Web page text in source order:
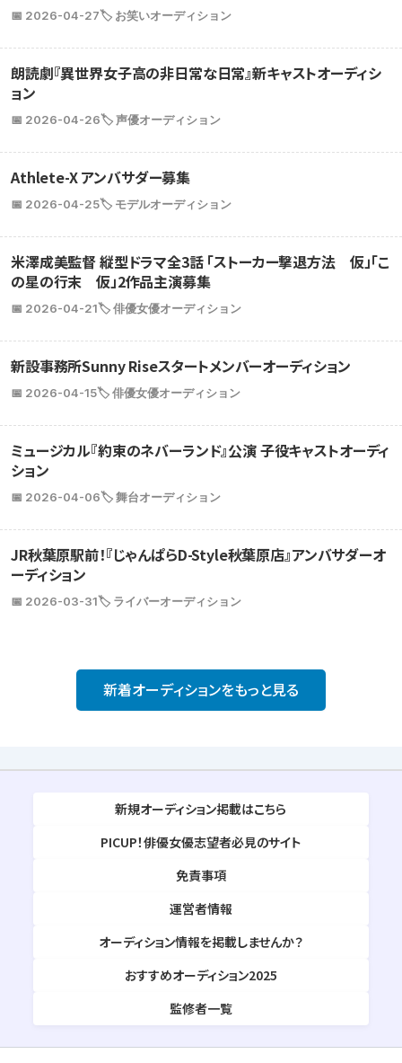
📅 2026-04-27🏷️ お笑いオーディション
朗読劇『異世界女子高の非日常な日常』新キャストオーディシ
ョン
📅 2026-04-26🏷️ 声優オーディション
Athlete-X アンバサダー募集
📅 2026-04-25🏷️ モデルオーディション
米澤成美監督 縦型ドラマ全3話 「ストーカー撃退方法 仮」「こ
の星の行末 仮」2作品主演募集
📅 2026-04-21🏷️ 俳優女優オーディション
新設事務所Sunny Riseスタートメンバーオーディション
📅 2026-04-15🏷️ 俳優女優オーディション
ミュージカル『約束のネバーランド』公演 子役キャストオーディ
ション
📅 2026-04-06🏷️ 舞台オーディション
JR秋葉原駅前！『じゃんぱらD-Style秋葉原店』アンバサダーオ
ーディション
📅 2026-03-31🏷️ ライバーオーディション
新着オーディションをもっと見る
新規オーディション掲載はこちら
PICUP！俳優女優志望者必見のサイト
免責事項
運営者情報
オーディション情報を掲載しませんか？
おすすめオーディション2025
監修者一覧